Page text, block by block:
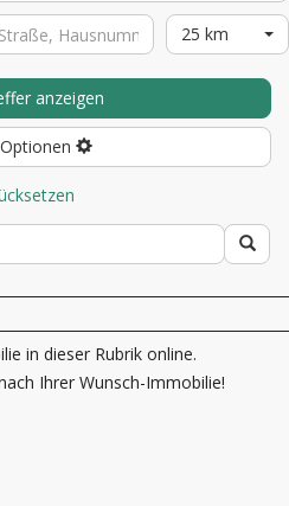
25 km
anzeigen
in dieser Rubrik online.
Ihrer Wunsch-Immobilie!